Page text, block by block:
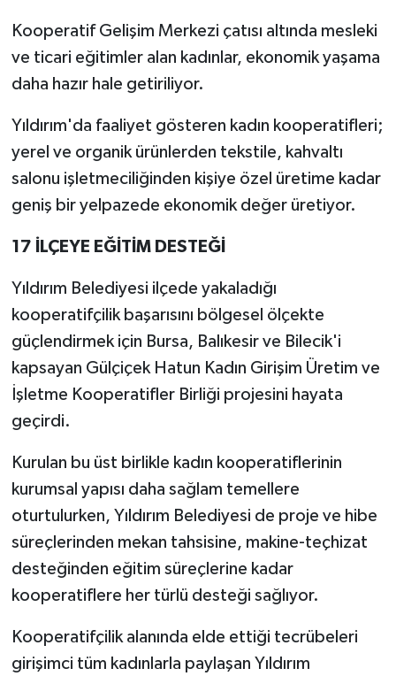
Kooperatif Gelişim Merkezi çatısı altında mesleki
ve ticari eğitimler alan kadınlar, ekonomik yaşama
daha hazır hale getiriliyor.
Yıldırım'da faaliyet gösteren kadın kooperatifleri;
yerel ve organik ürünlerden tekstile, kahvaltı
salonu işletmeciliğinden kişiye özel üretime kadar
geniş bir yelpazede ekonomik değer üretiyor.
17 İLÇEYE EĞİTİM DESTEĞİ
Yıldırım Belediyesi ilçede yakaladığı
kooperatifçilik başarısını bölgesel ölçekte
güçlendirmek için Bursa, Balıkesir ve Bilecik'i
kapsayan Gülçiçek Hatun Kadın Girişim Üretim ve
İşletme Kooperatifler Birliği projesini hayata
geçirdi.
Kurulan bu üst birlikle kadın kooperatiflerinin
kurumsal yapısı daha sağlam temellere
oturtulurken, Yıldırım Belediyesi de proje ve hibe
süreçlerinden mekan tahsisine, makine-teçhizat
desteğinden eğitim süreçlerine kadar
kooperatiflere her türlü desteği sağlıyor.
Kooperatifçilik alanında elde ettiği tecrübeleri
girişimci tüm kadınlarla paylaşan Yıldırım